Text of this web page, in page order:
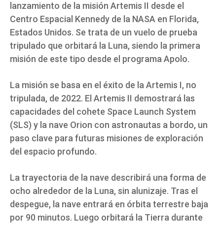
lanzamiento de la misión Artemis II desde el
Centro Espacial Kennedy de la NASA en Florida,
Estados Unidos. Se trata de un vuelo de prueba
tripulado que orbitará la Luna, siendo la primera
misión de este tipo desde el programa Apolo.
La misión se basa en el éxito de la Artemis I, no
tripulada, de 2022. El Artemis II demostrará las
capacidades del cohete Space Launch System
(SLS) y la nave Orion con astronautas a bordo, un
paso clave para futuras misiones de exploración
del espacio profundo.
La trayectoria de la nave describirá una forma de
ocho alrededor de la Luna, sin alunizaje. Tras el
despegue, la nave entrará en órbita terrestre baja
por 90 minutos. Luego orbitará la Tierra durante